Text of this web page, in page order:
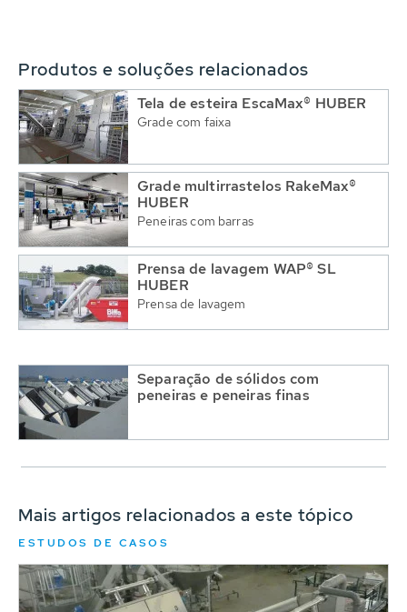
Produtos e soluções relacionados
Tela de esteira EscaMax® HUBER
Grade com faixa
Grade multirrastelos RakeMax®
HUBER
Peneiras com barras
Prensa de lavagem WAP® SL
HUBER
Prensa de lavagem
Separação de sólidos com
peneiras e peneiras finas
Mais artigos relacionados a este tópico
ESTUDOS DE CASOS